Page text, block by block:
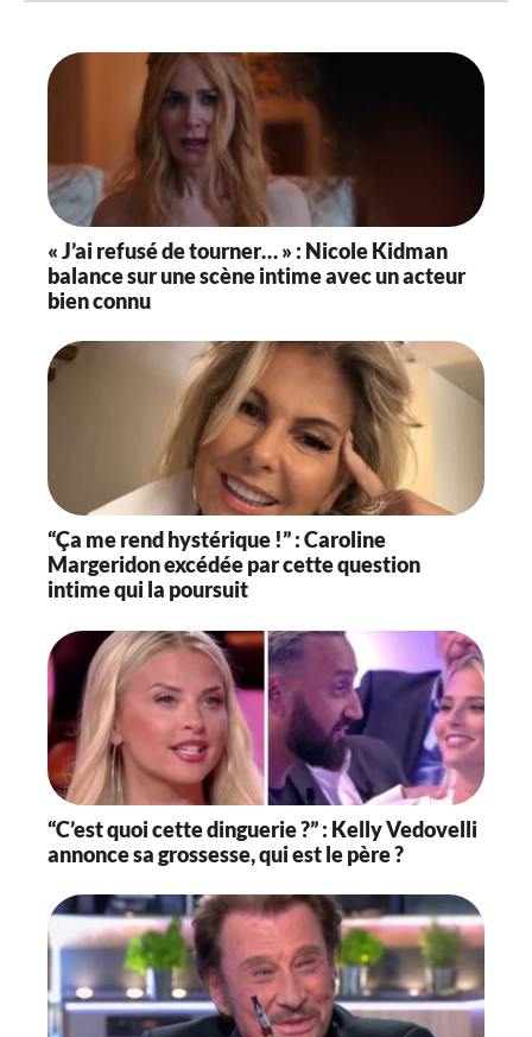
« J’ai refusé de tourner… » : Nicole Kidman
balance sur une scène intime avec un acteur
bien connu
“Ça me rend hystérique !” : Caroline
Margeridon excédée par cette question
intime qui la poursuit
“C’est quoi cette dinguerie ?” : Kelly Vedovelli
annonce sa grossesse, qui est le père ?